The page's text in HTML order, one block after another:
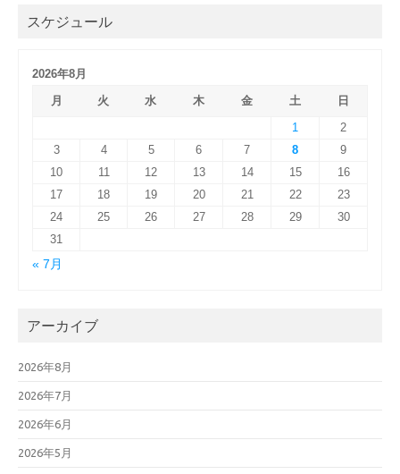
スケジュール
2026年8月
月
火 水 木 金 土
日
1
2
3
4 5 6 7 8
9
10
11 12 13 14 15
16
17
18 19 20 21 22
23
24
25 26 27 28 29
30
31
« 7月
アーカイブ
2026年8月
2026年7月
2026年6月
2026年5月